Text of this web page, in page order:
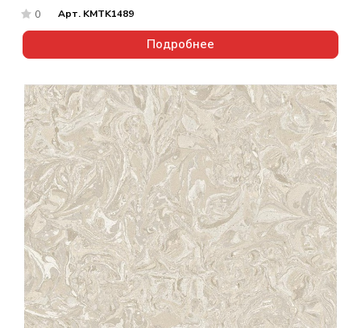
0 Арт. KMTK1489
Подробнее